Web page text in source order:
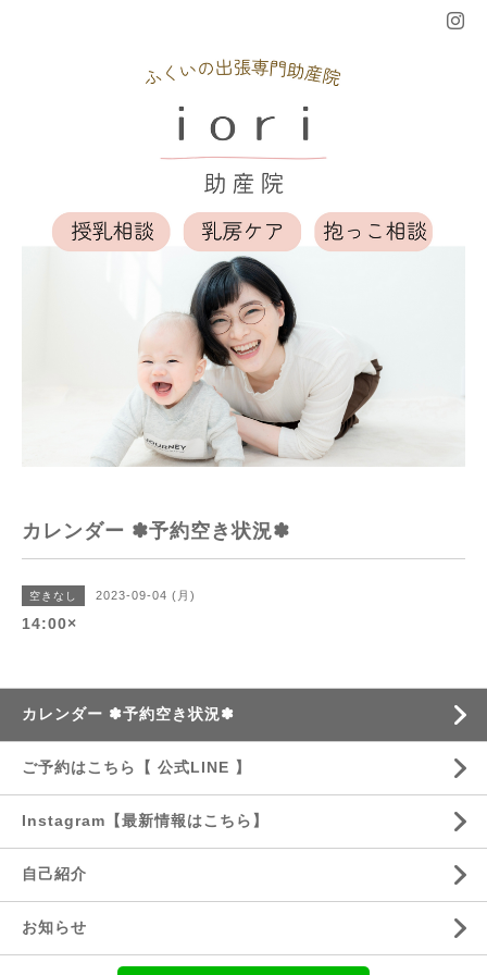
カレンダー ✽予約空き状況✽
空きなし 2023-09-04 (月)
14:00×
カレンダー ✽予約空き状況✽
ご予約はこちら【 公式LINE 】
Instagram【最新情報はこちら】
自己紹介
お知らせ